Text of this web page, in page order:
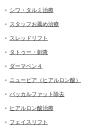
シワ・タルミ治療
スタッフお薦め治療
スレッドリフト
タトゥー・刺青
ダーマペン４
ニュービア（ヒアルロン酸）
バッカルファット除去
ヒアルロン酸治療
フェイスリフト